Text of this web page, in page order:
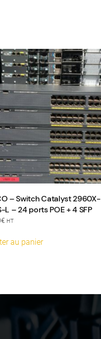
– Switch Catalyst 2960X-
L – 24 ports POE + 4 SFP
€ HT
au panier